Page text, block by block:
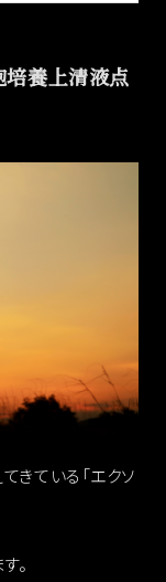
養上清液点
きている「エクソ
。